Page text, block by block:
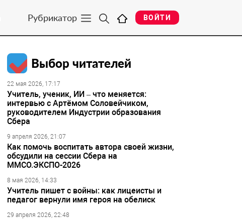
Рубрикатор ВОЙТИ
Выбор читателей
22 мая 2026, 17:17
Учитель, ученик, ИИ – что меняется:
интервью с Артёмом Соловейчиком,
руководителем Индустрии образования
Сбера
9 апреля 2026, 21:07
Как помочь воспитать автора своей жизни,
обсудили на сессии Сбера на
ММСО.ЭКСПО-2026
8 мая 2026, 14:33
Учитель пишет с войны: как лицеисты и
педагог вернули имя героя на обелиск
29 апреля 2026, 22:48